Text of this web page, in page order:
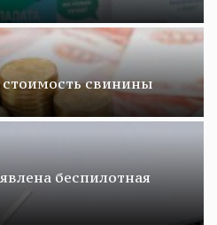
свинины
беспилотная